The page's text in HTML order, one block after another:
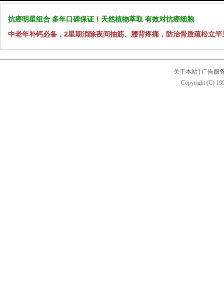
抗癌明星组合 多年口碑保证！天然植物萃取 有效对抗癌细胞
中老年补钙必备，2星期消除夜间抽筋、腰背疼痛，防治骨质疏松立竿
关于本站
广告服
Copyright (C)